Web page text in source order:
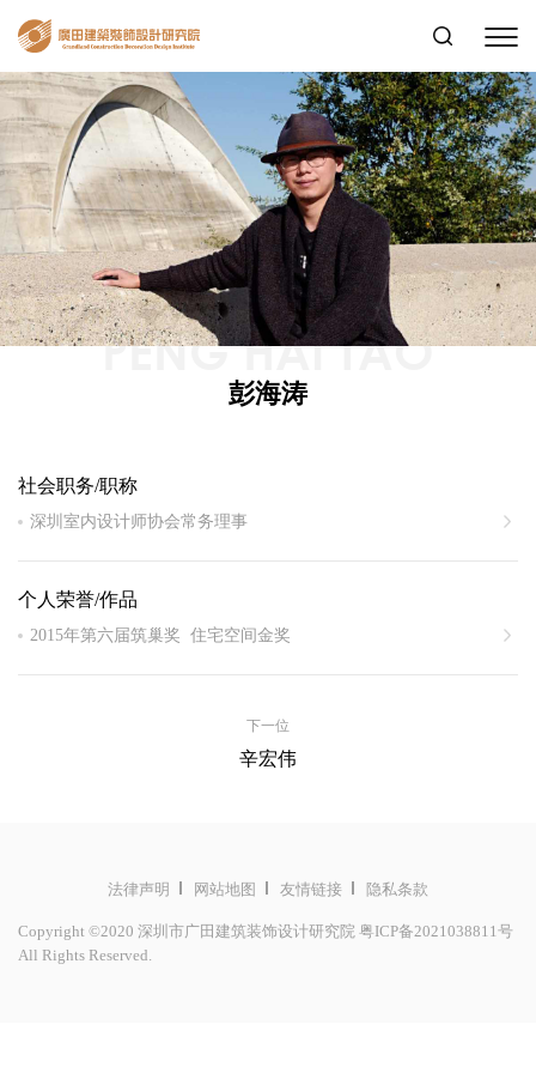
PENG HAI TAO
彭海涛
社会职务/职称
深圳室内设计师协会常务理事
个人荣誉/作品
2015年第六届筑巢奖 住宅空间金奖
2011国际空间设计大奖 艾特奖
2013国际空间设计大奖 艾特奖
中国国际建筑装饰及设计博览会 2012-2013年度最具创新设计人
下一位
辛宏伟
法律声明 网站地图 友情链接 隐私条款
Copyright ©2020 深圳市广田建筑装饰设计研究院 粤ICP备2021038811号
All Rights Reserved.